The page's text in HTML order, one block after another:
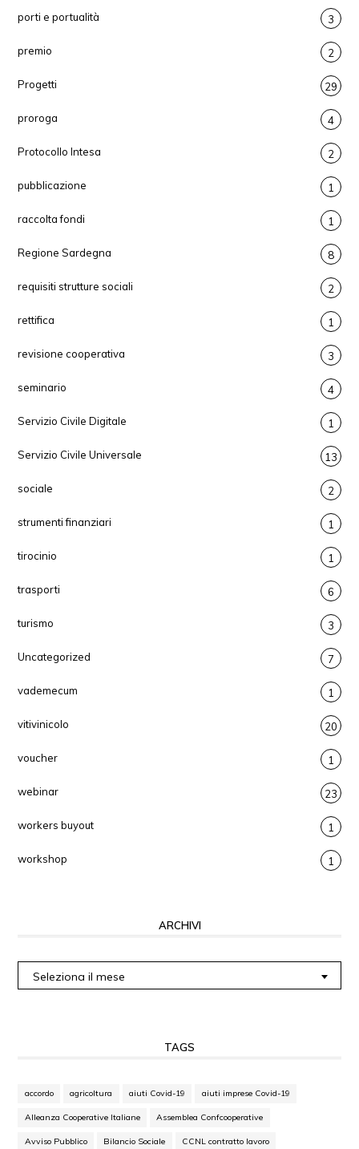
porti e portualità 3
premio 2
Progetti 29
proroga 4
Protocollo Intesa 2
pubblicazione 1
raccolta fondi 1
Regione Sardegna 8
requisiti strutture sociali 2
rettifica 1
revisione cooperativa 3
seminario 4
Servizio Civile Digitale 1
Servizio Civile Universale 13
sociale 2
strumenti finanziari 1
tirocinio 1
trasporti 6
turismo 3
Uncategorized 7
vademecum 1
vitivinicolo 20
voucher 1
webinar 23
workers buyout 1
workshop 1
ARCHIVI
Seleziona il mese
TAGS
accordo agricoltura aiuti Covid-19 aiuti imprese Covid-19
Alleanza Cooperative Italiane Assemblea Confcooperative
Avviso Pubblico Bilancio Sociale CCNL contratto lavoro